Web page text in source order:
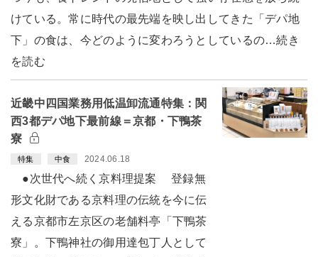
けている。常に時代の最先端を映し出してきた「デパ地
下」の食は、今どのように変わろうとしているの…続き
を読む
近畿中四国業務用低温卸流通特集：関
西3都デパ地下最前線＝京都・下鴨茶
寮
特集 中食 2024.06.18
●次世代へ続く京料理提案 登録無
形文化財である京料理の伝統を今に伝
える京都市左京区の老舗料亭「下鴨茶
寮」。下鴨神社の御用達包丁人として